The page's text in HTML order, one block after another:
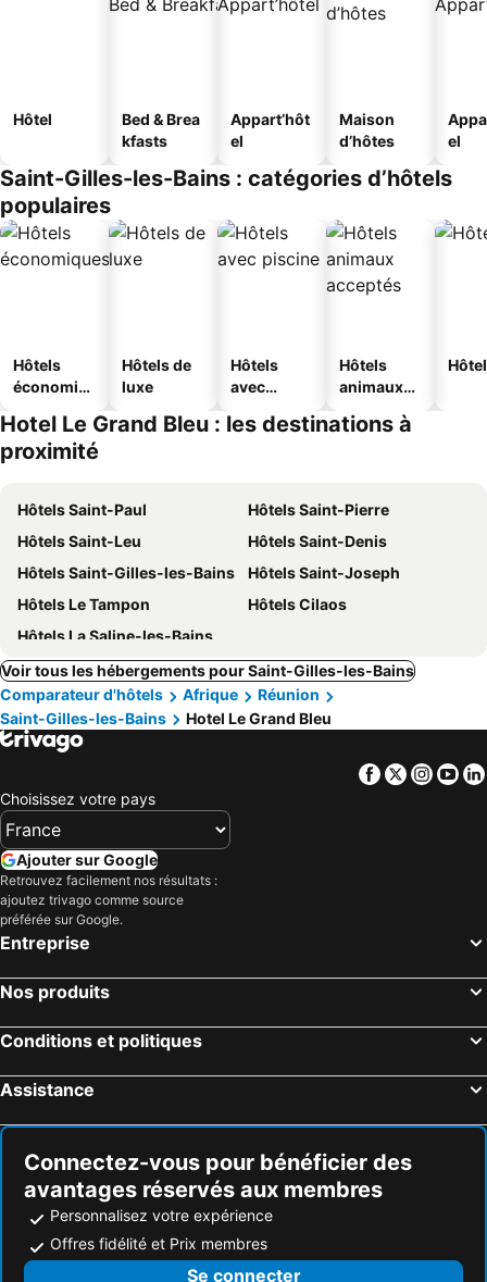
Hôtel
Bed & Brea
kfasts
Appart’hôt
el
Maison
d’hôtes
el
Saint-Gilles-les-Bains : catégories d’hôtels
populaires
Hôtels
économiq
Hôtels de
luxe
Hôtels
avec
Hôtels
animaux
Hotel Le Grand Bleu : les destinations à
proximité
Hôtels Saint-Paul
Hôtels Saint-Pierre
Hôtels Saint-Leu
Hôtels Saint-Denis
Hôtels Saint-Gilles-les-Bains
Hôtels Saint-Joseph
Hôtels Le Tampon
Hôtels Cilaos
Hôtels La Saline-les-Bains
Voir tous les hébergements pour Saint-Gilles-les-Bains
Comparateur d'hôtels
Afrique
Réunion
Saint-Gilles-les-Bains
Hotel Le Grand Bleu
Facebook
Twitter
Choisissez votre pays
Ajouter sur Google
Retrouvez facilement nos résultats :
ajoutez trivago comme source
préférée sur Google.
Entreprise
Nos produits
Conditions et politiques
Assistance
Connectez-vous pour bénéficier des
avantages réservés aux membres
Personnalisez votre expérience
Offres fidélité et Prix membres
Se connecter